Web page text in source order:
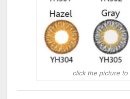
click the picture to